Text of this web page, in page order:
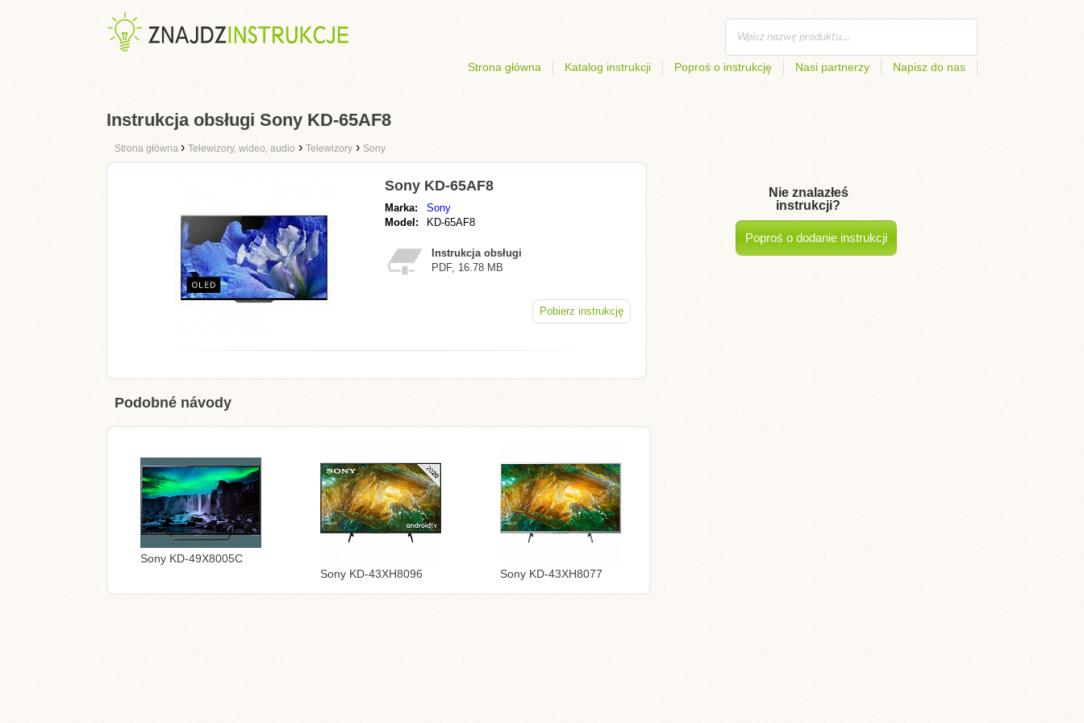
Strona główna Katalog instrukcji Poproś o instrukcję Nasi partnerzy Napisz do nas
Instrukcja obsługi Sony KD-65AF8
Strona główna › Telewizory, wideo, audio › Telewizory › Sony
Sony KD-65AF8
Marka:
Sony
Model:
KD-65AF8
Instrukcja obsługi
PDF, 16.78 MB
Pobierz instrukcję
Podobné návody
Sony KD-49X8005C
Sony KD-43XH8096
Sony KD-43XH8077
Nie znalazłeś
instrukcji?
Poproś o dodanie instrukcji